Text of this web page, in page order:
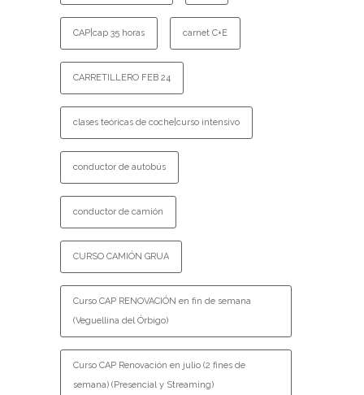
CAP|cap 35 horas carnet C+E
CARRETILLERO FEB 24
clases teóricas de coche|curso intensivo
conductor de autobús
conductor de camión
CURSO CAMIÓN GRUA
Curso CAP RENOVACIÓN en fin de semana
(Veguellina del Órbigo)
Curso CAP Renovación en julio (2 fines de
semana) (Presencial y Streaming)